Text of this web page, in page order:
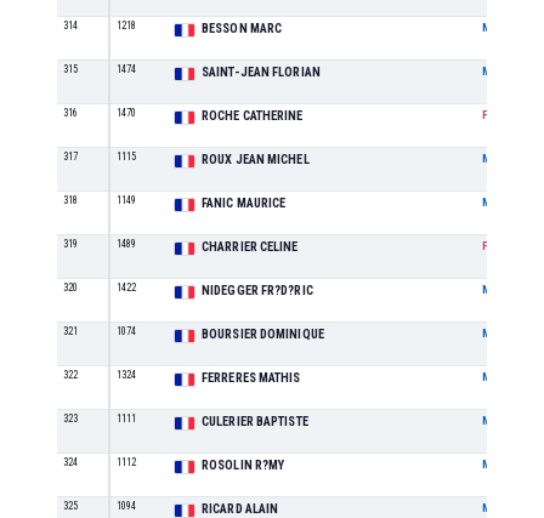
314 1218 BESSON MARC M
315 1474 SAINT-JEAN FLORIAN M
316 1470 ROCHE CATHERINE F
317 1115 ROUX JEAN MICHEL M
318 1149 FANIC MAURICE M
319 1489 CHARRIER CELINE F
320 1422 NIDEGGER FR?D?RIC M
321 1074 BOURSIER DOMINIQUE M
322 1324 FERRERES MATHIS M
323 1111 CULERIER BAPTISTE M
324 1112 ROSOLIN R?MY M
325 1094 RICARD ALAIN M